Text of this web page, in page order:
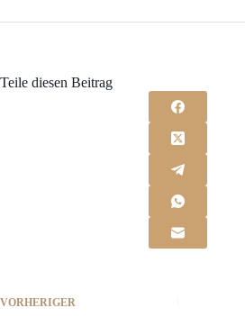
Teile diesen Beitrag
VORHERIGER